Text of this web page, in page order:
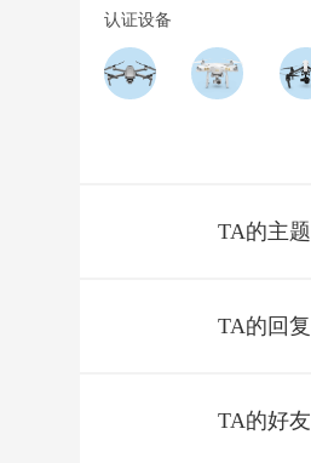
认证设备
TA的主题
TA的回复
TA的好友